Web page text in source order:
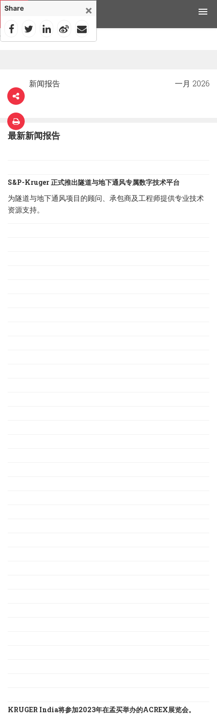
产品
工具与资源
新闻媒体
为什么选择科禄格
联系我们
首页
新闻报告 一月 2026
最新新闻报告
S&P-Kruger 正式推出隧道与地下通风专属数字技术平台
为隧道与地下通风项目的顾问、承包商及工程师提供专业技术
资源支持。
KRUGER India将参加2023年在孟买举办的ACREX展览会。
×
Share